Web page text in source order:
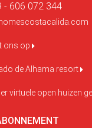
- 606 072 344
ons op
de Alhama resort
virtuele open huizen